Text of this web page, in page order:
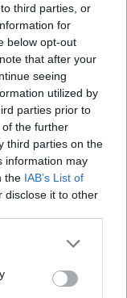
third parties, or
for
below opt-out
that after your
seeing
utilized by
parties prior to
the further
third parties on the
information may
the IAB’s List of
disclose it to other
or more Google
You may click to
party tags to